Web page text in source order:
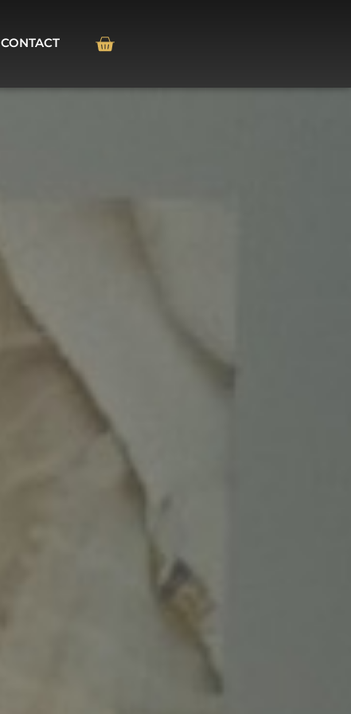
CONTACT